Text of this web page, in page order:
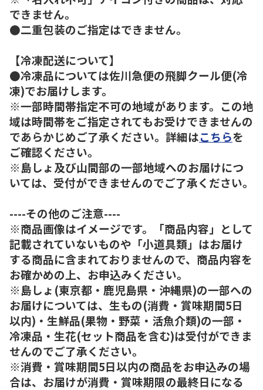
できません。
●二重包装のご指定はできません。
【冷凍配送について】
●冷凍品については佐川急便の飛脚クール便(冷
凍)でお届けします。
※一部時間帯指定不可の地域があります。この地
域は時間帯をご指定されてもお受けできませんの
であらかじめご了承ください。詳細はこちらを
ご確認ください。
※島しょ及び山間部の一部地域へのお届けにつ
いては、受付ができませんのでご了承ください。
----その他のご注意----
※商品画像はイメージです。「商品内容」として
記載されていないものや「小道具類」はお届け
する商品に含まれておりませんので、商品内容を
お確かめの上、お申込みください。
※島しょ(東京都・鹿児島県・沖縄県)の一部への
お届けについては、生もの(消費・賞味期間5日
以内)・生鮮品(果物・野菜・活魚介類)の一部・
冷凍品・生花(セット商品を含む)は受付ができま
せんのでご了承ください。
※消費・賞味期間5日以内の商品をお申込みの場
合は、お届けが消費・賞味期限の最終日になる